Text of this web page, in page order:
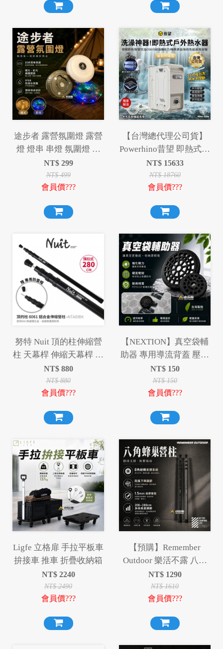
途步者 露營氛圍燈 露營
燈 燈串 串燈 氛圍燈 氣
氛燈 照明燈
NT$ 299
NT$499
會員價???
【台灣總代理公司貨】
Powerhino昔望 即熱式戶
外露營熱水器 獨家贈送
卡式瓦斯罐延長管 智能
恆溫 3秒速熱 不須安裝
兩用 洗澡神器 淋浴神器
NT$ 15633
NT$18760
會員價???
努特 Nuit 頂的柱伸縮營
柱 天幕桿 伸縮天幕桿 伸
縮營柱 天幕桿 營柱 伸縮
帳篷桿 帳篷門桿
NT$ 880
NT$880
會員價???
【NEXTION】真空袋輔
助器 專用導流背蓋 壓縮
袋 適用 迪達蒙 Coody 星
火 真空袋
NT$ 150
NT$150
會員價???
Ligfe 立格扉 手拉平板車
拚接車 推車 折疊收納箱
NT$ 2240
NT$2490
會員價???
【預購】Remember
Outdoor 樂活不露 八角
蜂巢營柱 伸縮 鋁合金營
柱 伸縮鋁合金營柱 營柱
NT$ 1290
NT$1610
會員價???